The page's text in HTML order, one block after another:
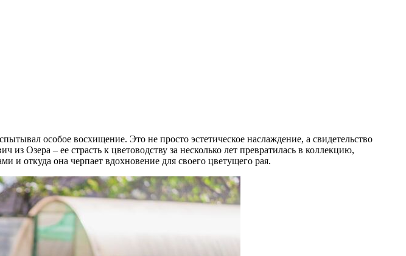
особое восхищение. Это не просто эстетическое наслаждение, а свидетельство
Озера – ее страсть к цветоводству за несколько лет превратилась в коллекцию,
и откуда она черпает вдохновение для своего цветущего рая.